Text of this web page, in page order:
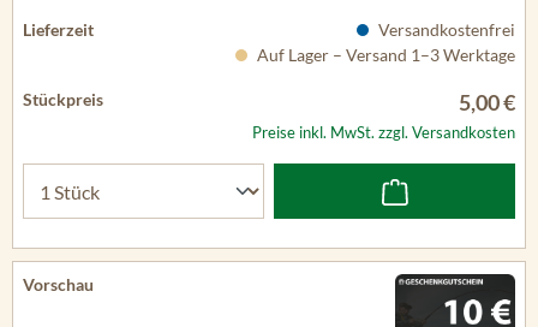
Versandkostenfrei
Auf Lager – Versand 1–3 Werktage
5,00 €
Preise inkl. MwSt. zzgl. Versandkosten